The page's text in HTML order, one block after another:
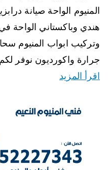
المنيوم الواحة صيانة
هندي وباكستاني الواحة
وتركيب ابواب المنيوم
جرارة واكورديون نوفر
اقرأ المزيد